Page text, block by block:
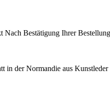
Nach Bestätigung Ihrer
in der Normandie aus